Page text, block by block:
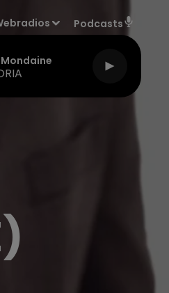
Podcasts